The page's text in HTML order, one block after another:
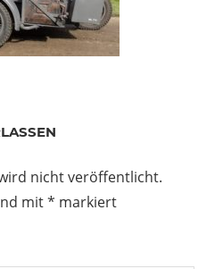
nicht veröffentlicht.
mit* markiert